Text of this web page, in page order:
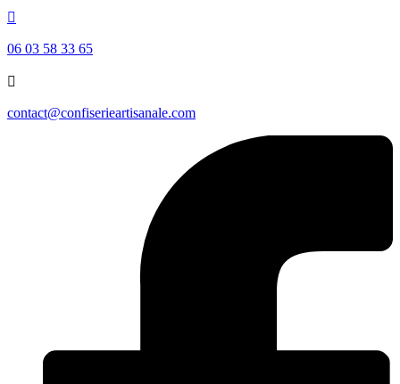

06 03 58 33 65

contact@confiserieartisanale.com